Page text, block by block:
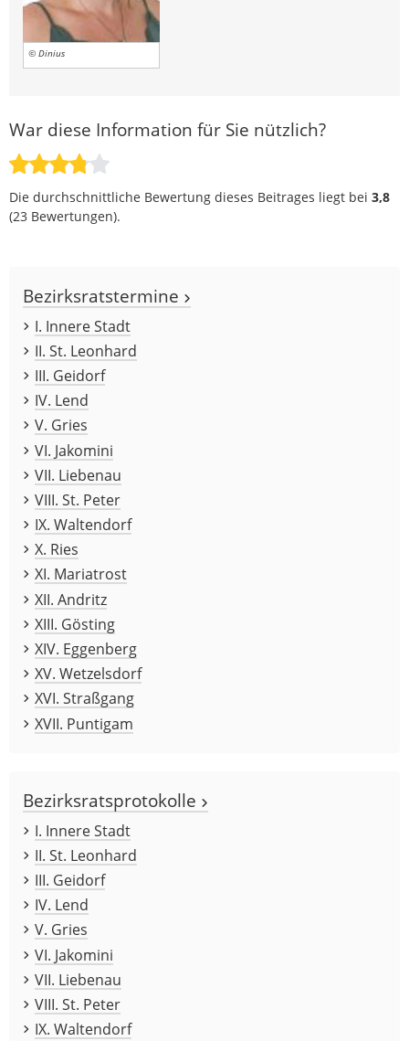
© Dinius
War diese Information für Sie nützlich?
Die durchschnittliche Bewertung dieses Beitrages liegt bei 3,8
(23 Bewertungen).
Bezirksratstermine
I. Innere Stadt
II. St. Leonhard
III. Geidorf
IV. Lend
V. Gries
VI. Jakomini
VII. Liebenau
VIII. St. Peter
IX. Waltendorf
X. Ries
XI. Mariatrost
XII. Andritz
XIII. Gösting
XIV. Eggenberg
XV. Wetzelsdorf
XVI. Straßgang
XVII. Puntigam
Bezirksratsprotokolle
I. Innere Stadt
II. St. Leonhard
III. Geidorf
IV. Lend
V. Gries
VI. Jakomini
VII. Liebenau
VIII. St. Peter
IX. Waltendorf